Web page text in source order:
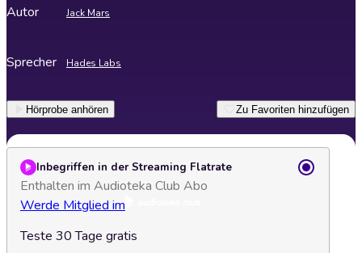
Autor Jack Mars
Sprecher Hades Labs
Hörprobe anhören Zu Favoriten hinzufügen
Inbegriffen in der Streaming Flatrate
Enthalten im Audioteka Club Abo
Werde Mitglied im
Teste 30 Tage gratis